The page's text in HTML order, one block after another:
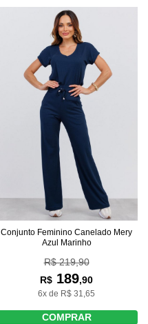
Conjunto Feminino Canelado Mery
Azul Marinho
R$ 219,90
R$ 189,90
6x de R$ 31,65
COMPRAR